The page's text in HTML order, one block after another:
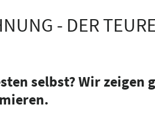
- DER
selbst? Wir zeigen